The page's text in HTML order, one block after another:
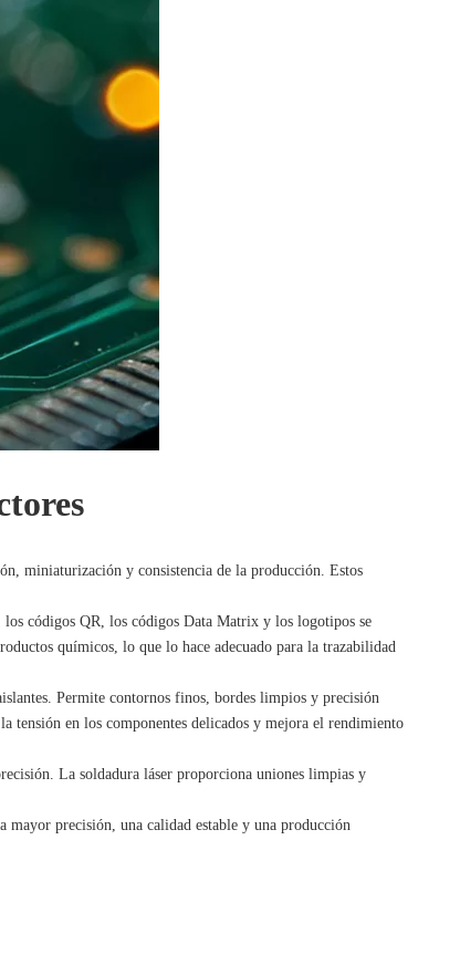
miniaturización y consistencia de la producción. Estos
los códigos QR, los códigos Data Matrix y los logotipos se
químicos, lo que lo hace adecuado para la trazabilidad
Permite contornos finos, bordes limpios y precisión
tensión en los componentes delicados y mejora el rendimiento
La soldadura láser proporciona uniones limpias y
mayor precisión, una calidad estable y una producción